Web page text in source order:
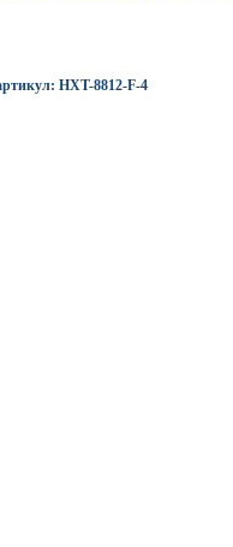
HXT-8812-F-4